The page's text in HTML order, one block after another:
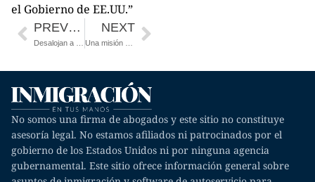
el Gobierno de EE.UU.”
PREVIOUS
Desalojan a grupo de milicianos que detenía migrantes en Nuevo México
NEXT
Una misión de México llega a Honduras para tratar sobre migración y cooperación
No somos una firma de abogados y este sitio no constituye
asesoría legal. No estamos afiliados ni patrocinados por el
gobierno de los Estados Unidos ni por ninguna agencia
gubernamental. Este sitio ofrece información general sobre